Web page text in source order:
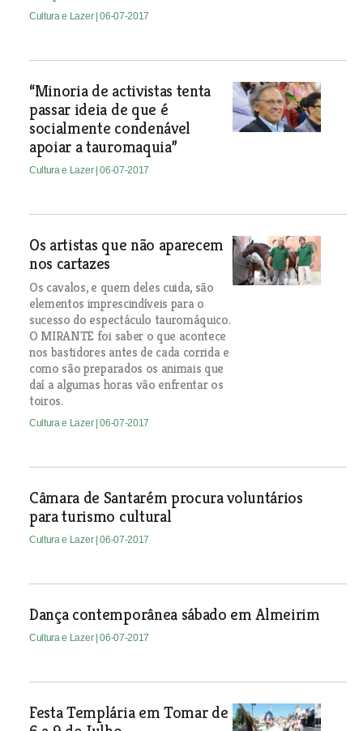
Cultura e Lazer | 06-07-2017
“Minoria de activistas tenta
passar ideia de que é
socialmente condenável
apoiar a tauromaquia”
Cultura e Lazer | 06-07-2017
Os artistas que não aparecem
nos cartazes
Os cavalos, e quem deles cuida, são
elementos imprescindíveis para o
sucesso do espectáculo tauromáquico.
O MIRANTE foi saber o que acontece
nos bastidores antes de cada corrida e
como são preparados os animais que
daí a algumas horas vão enfrentar os
toiros.
Cultura e Lazer | 06-07-2017
Câmara de Santarém procura voluntários
para turismo cultural
Cultura e Lazer | 06-07-2017
Dança contemporânea sábado em Almeirim
Cultura e Lazer | 06-07-2017
Festa Templária em Tomar de